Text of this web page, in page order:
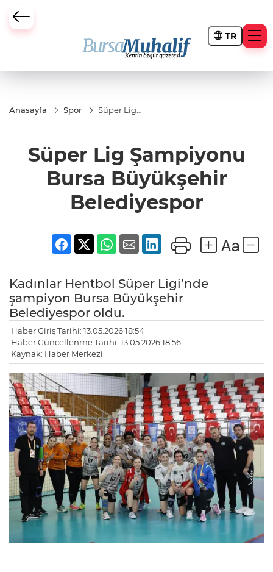
TR
Büyükşehir Darbesi
Anasayfa Spor
Süper Lig
Belediyespor
Süper Lig Şampiyonu
Bursa Büyükşehir
Belediyespor
Kadınlar Hentbol Süper Ligi’nde
şampiyon Bursa Büyükşehir
Belediyespor oldu.
Haber Giriş Tarihi: 13.05.2026 18:54
Haber Güncellenme Tarihi: 13.05.2026 18:56
Kaynak: Haber Merkezi